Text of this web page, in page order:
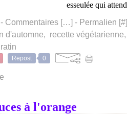
esseulée qui
Commentaires […] - Permalien [#]
d'automne, recette végétarienne,
Repost 0
à l'orange